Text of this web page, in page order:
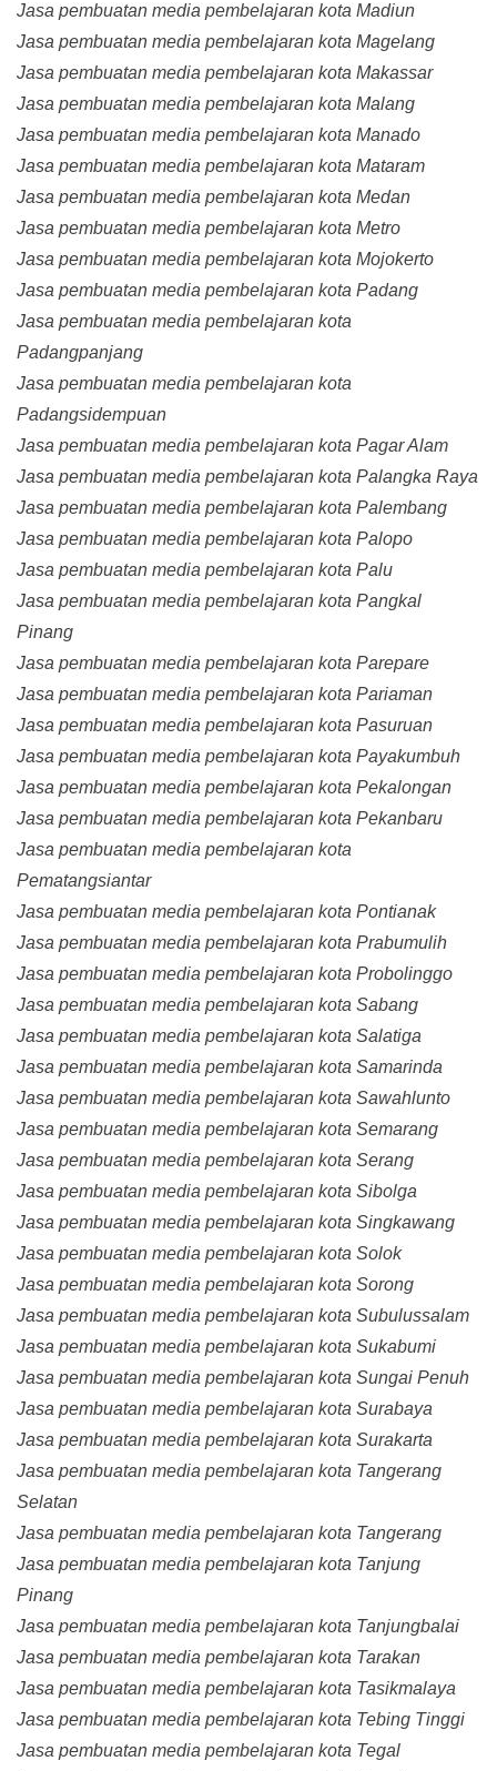
Jasa pembuatan media pembelajaran kota Madiun
Jasa pembuatan media pembelajaran kota Magelang
Jasa pembuatan media pembelajaran kota Makassar
Jasa pembuatan media pembelajaran kota Malang
Jasa pembuatan media pembelajaran kota Manado
Jasa pembuatan media pembelajaran kota Mataram
Jasa pembuatan media pembelajaran kota Medan
Jasa pembuatan media pembelajaran kota Metro
Jasa pembuatan media pembelajaran kota Mojokerto
Jasa pembuatan media pembelajaran kota Padang
Jasa pembuatan media pembelajaran kota
Padangpanjang
Jasa pembuatan media pembelajaran kota
Padangsidempuan
Jasa pembuatan media pembelajaran kota Pagar Alam
Jasa pembuatan media pembelajaran kota Palangka Raya
Jasa pembuatan media pembelajaran kota Palembang
Jasa pembuatan media pembelajaran kota Palopo
Jasa pembuatan media pembelajaran kota Palu
Jasa pembuatan media pembelajaran kota Pangkal
Pinang
Jasa pembuatan media pembelajaran kota Parepare
Jasa pembuatan media pembelajaran kota Pariaman
Jasa pembuatan media pembelajaran kota Pasuruan
Jasa pembuatan media pembelajaran kota Payakumbuh
Jasa pembuatan media pembelajaran kota Pekalongan
Jasa pembuatan media pembelajaran kota Pekanbaru
Jasa pembuatan media pembelajaran kota
Pematangsiantar
Jasa pembuatan media pembelajaran kota Pontianak
Jasa pembuatan media pembelajaran kota Prabumulih
Jasa pembuatan media pembelajaran kota Probolinggo
Jasa pembuatan media pembelajaran kota Sabang
Jasa pembuatan media pembelajaran kota Salatiga
Jasa pembuatan media pembelajaran kota Samarinda
Jasa pembuatan media pembelajaran kota Sawahlunto
Jasa pembuatan media pembelajaran kota Semarang
Jasa pembuatan media pembelajaran kota Serang
Jasa pembuatan media pembelajaran kota Sibolga
Jasa pembuatan media pembelajaran kota Singkawang
Jasa pembuatan media pembelajaran kota Solok
Jasa pembuatan media pembelajaran kota Sorong
Jasa pembuatan media pembelajaran kota Subulussalam
Jasa pembuatan media pembelajaran kota Sukabumi
Jasa pembuatan media pembelajaran kota Sungai Penuh
Jasa pembuatan media pembelajaran kota Surabaya
Jasa pembuatan media pembelajaran kota Surakarta
Jasa pembuatan media pembelajaran kota Tangerang
Selatan
Jasa pembuatan media pembelajaran kota Tangerang
Jasa pembuatan media pembelajaran kota Tanjung
Pinang
Jasa pembuatan media pembelajaran kota Tanjungbalai
Jasa pembuatan media pembelajaran kota Tarakan
Jasa pembuatan media pembelajaran kota Tasikmalaya
Jasa pembuatan media pembelajaran kota Tebing Tinggi
Jasa pembuatan media pembelajaran kota Tegal